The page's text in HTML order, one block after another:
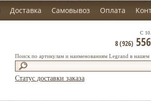
Доставка Самовывоз Оплата
Поиск по артикулам и наименованиям Legrand в нашем
С
8 (926)
Статус доставки заказа